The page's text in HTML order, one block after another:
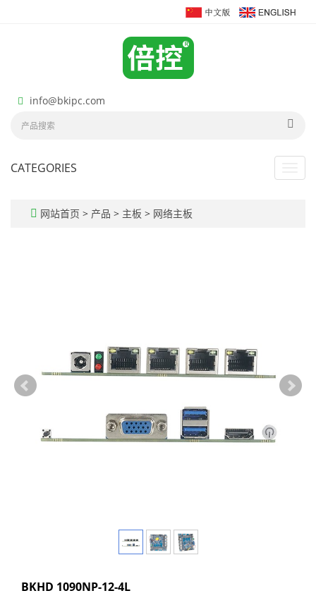
info@bkipc.com
CATEGORIES
网站首页 > 产品 > 主板 > 网络主板
BKHD 1090NP-12-4L